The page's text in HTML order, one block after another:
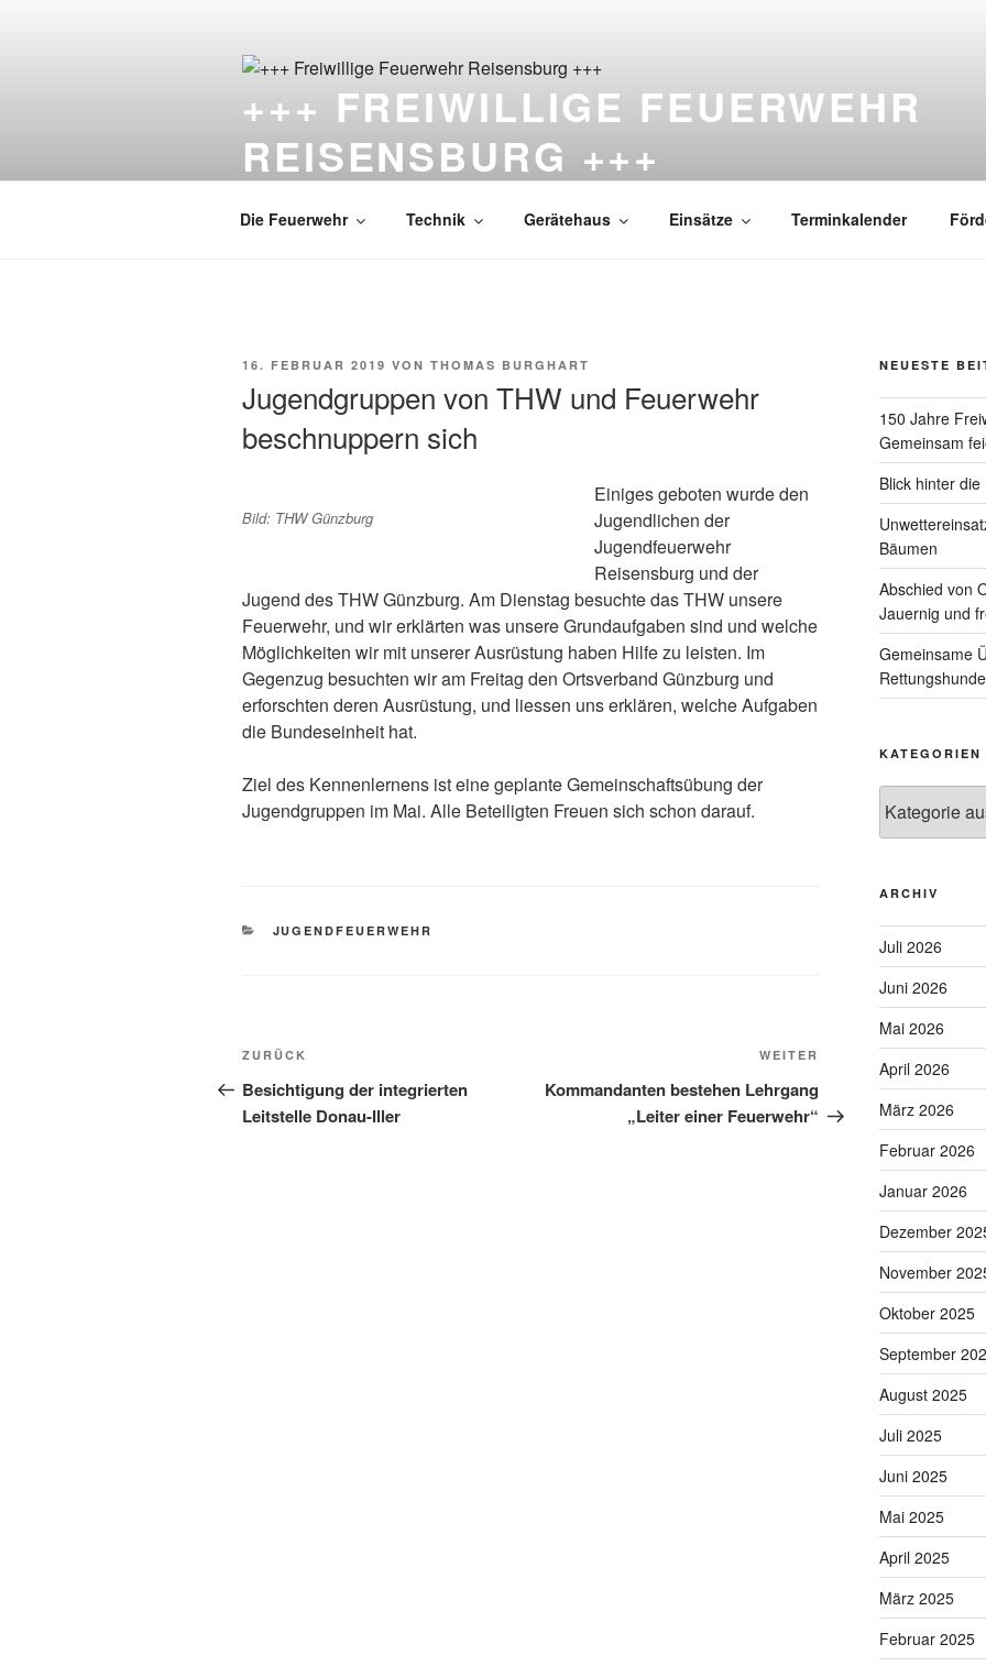
+++ FREIWILLIGE FEUERWEHR
REISENSBURG +++
Die Feuerwehr Technik Gerätehaus Einsätze Terminkalender
VERÖFFENTLICHT
16. FEBRUAR 2019 VON THOMAS BURGHART
Jugendgruppen von THW und Feuerwehr
beschnuppern sich
Bild: THW Günzburg
Einiges geboten wurde den
Jugendlichen der
Jugendfeuerwehr
Reisensburg und der
Jugend des THW Günzburg. Am Dienstag besuchte das THW unsere
Feuerwehr, und wir erklärten was unsere Grundaufgaben sind und welche
Möglichkeiten wir mit unserer Ausrüstung haben Hilfe zu leisten. Im
Gegenzug besuchten wir am Freitag den Ortsverband Günzburg und
erforschten deren Ausrüstung, und liessen uns erklären, welche Aufgaben
die Bundeseinheit hat.
Ziel des Kennenlernens ist eine geplante Gemeinschaftsübung der
Jugendgruppen im Mai. Alle Beteiligten Freuen sich schon darauf.
KATEGORIEN
JUGENDFEUERWEHR
Beitragsnavigation
Vorheriger
Beitrag
ZURÜCK
Besichtigung der integrierten
Leitstelle Donau-Iller
Nächster
WEITER
Kommandanten bestehen Lehrgang
„Leiter einer Feuerwehr“
NEUESTE
150 Jahre
Gemeinsam
Blick hinter
Bäumen
Abschied von
Jauernig und
Gemeinsame
KATEGORIEN
ARCHIV
Juli 2026
Juni 2026
Mai 2026
April 2026
März 2026
Februar 2026
Januar 2026
Dezember
November
Oktober 2025
September
August 2025
Juli 2025
Juni 2025
Mai 2025
April 2025
März 2025
Februar 2025